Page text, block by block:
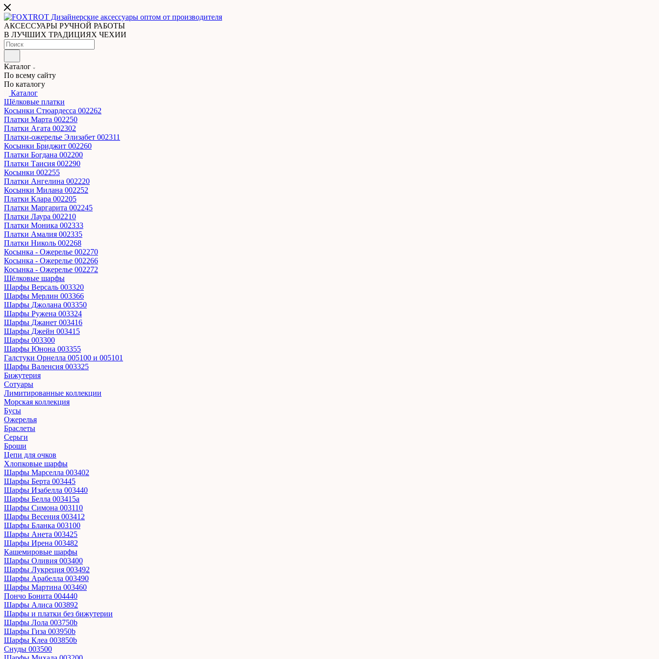
АКСЕССУАРЫ РУЧНОЙ РАБОТЫ
В ЛУЧШИХ ТРАДИЦИЯХ ЧЕХИИ
Каталог
По всему сайту
По каталогу
Каталог
Шёлковые платки
Косынки Стюардесса 002262
Платки Марта 002250
Платки Агата 002302
Платки-ожерелье Элизабет 002311
Косынки Бриджит 002260
Платки Богдана 002200
Платки Таисия 002290
Косынки 002255
Платки Ангелина 002220
Косынки Милана 002252
Платки Клара 002205
Платки Маргарита 002245
Платки Лаура 002210
Платки Моника 002333
Платки Амалия 002335
Платки Николь 002268
Косынка - Ожерелье 002270
Косынка - Ожерелье 002266
Косынка - Ожерелье 002272
Шёлковые шарфы
Шарфы Версаль 003320
Шарфы Мерлин 003366
Шарфы Джолана 003350
Шарфы Ружена 003324
Шарфы Джанет 003416
Шарфы Джейн 003415
Шарфы 003300
Шарфы Юнона 003355
Галстуки Орнелла 005100 и 005101
Шарфы Валенсия 003325
Бижутерия
Сотуары
Лимитированные коллекции
Морская коллекция
Бусы
Ожерелья
Браслеты
Серьги
Броши
Цепи для очков
Хлопковые шарфы
Шарфы Марселла 003402
Шарфы Берта 003445
Шарфы Изабелла 003440
Шарфы Белла 003415a
Шарфы Симона 003110
Шарфы Весения 003412
Шарфы Бланка 003100
Шарфы Анета 003425
Шарфы Ирена 003482
Кашемировые шарфы
Шарфы Оливия 003400
Шарфы Лукреция 003492
Шарфы Арабелла 003490
Шарфы Мартина 003460
Пончо Бонита 004440
Шарфы Алиса 003892
Шарфы и платки без бижутерии
Шарфы Лола 003750b
Шарфы Гиза 003950b
Шарфы Клеа 003850b
Снуды 003500